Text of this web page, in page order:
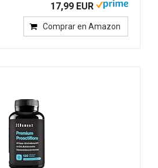
17,99 EUR
Comprar en Amazon